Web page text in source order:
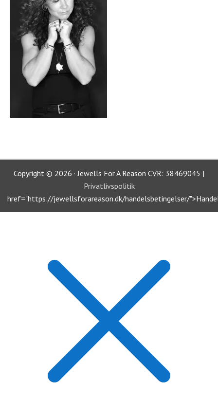
Copyright © 2026 · Jewells For A Reason CVR: 38469045 |
Privatlivspolitik
href="https://jewellsforareason.dk/handelsbetingelser/